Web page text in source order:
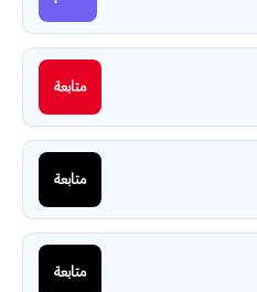
متابعة
متابعة
متابعة